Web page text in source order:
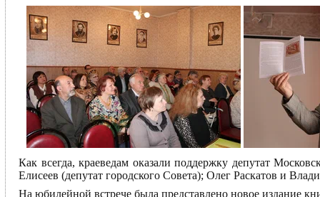
Как всегда, краеведам оказали поддержку депутат
Елисеев (депутат городского Совета); Олег Раскатов и
На юбилейной встрече была представлено новое издание